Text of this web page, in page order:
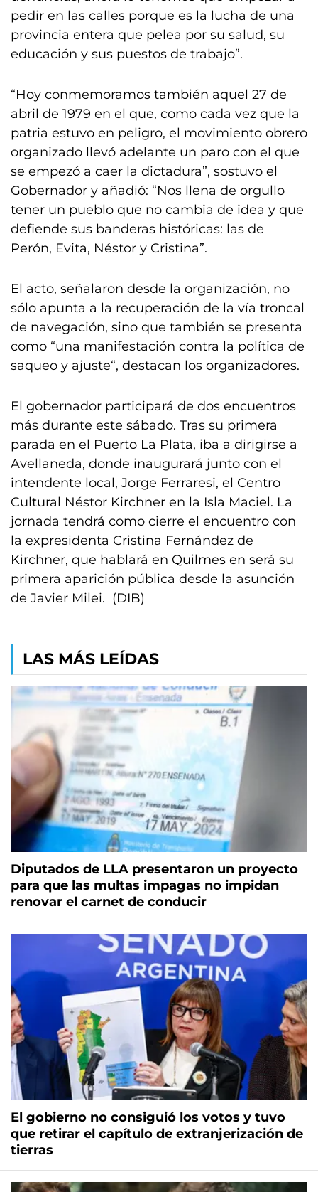
pedir en las calles porque es la lucha de una
provincia entera que pelea por su salud, su
educación y sus puestos de trabajo”.
“Hoy conmemoramos también aquel 27 de
abril de 1979 en el que, como cada vez que la
patria estuvo en peligro, el movimiento obrero
organizado llevó adelante un paro con el que
se empezó a caer la dictadura”, sostuvo el
Gobernador y añadió: “Nos llena de orgullo
tener un pueblo que no cambia de idea y que
defiende sus banderas históricas: las de
Perón, Evita, Néstor y Cristina”.
El acto, señalaron desde la organización, no
sólo apunta a la recuperación de la vía troncal
de navegación, sino que también se presenta
como “una manifestación contra la política de
saqueo y ajuste“, destacan los organizadores.
El gobernador participará de dos encuentros
más durante este sábado. Tras su primera
parada en el Puerto La Plata, iba a dirigirse a
Avellaneda, donde inaugurará junto con el
intendente local, Jorge Ferraresi, el Centro
Cultural Néstor Kirchner en la Isla Maciel. La
jornada tendrá como cierre el encuentro con
la expresidenta Cristina Fernández de
Kirchner, que hablará en Quilmes en será su
primera aparición pública desde la asunción
de Javier Milei. (DIB)
LAS MÁS LEÍDAS
Diputados de LLA presentaron un proyecto
para que las multas impagas no impidan
renovar el carnet de conducir
El gobierno no consiguió los votos y tuvo
que retirar el capítulo de extranjerización de
tierras